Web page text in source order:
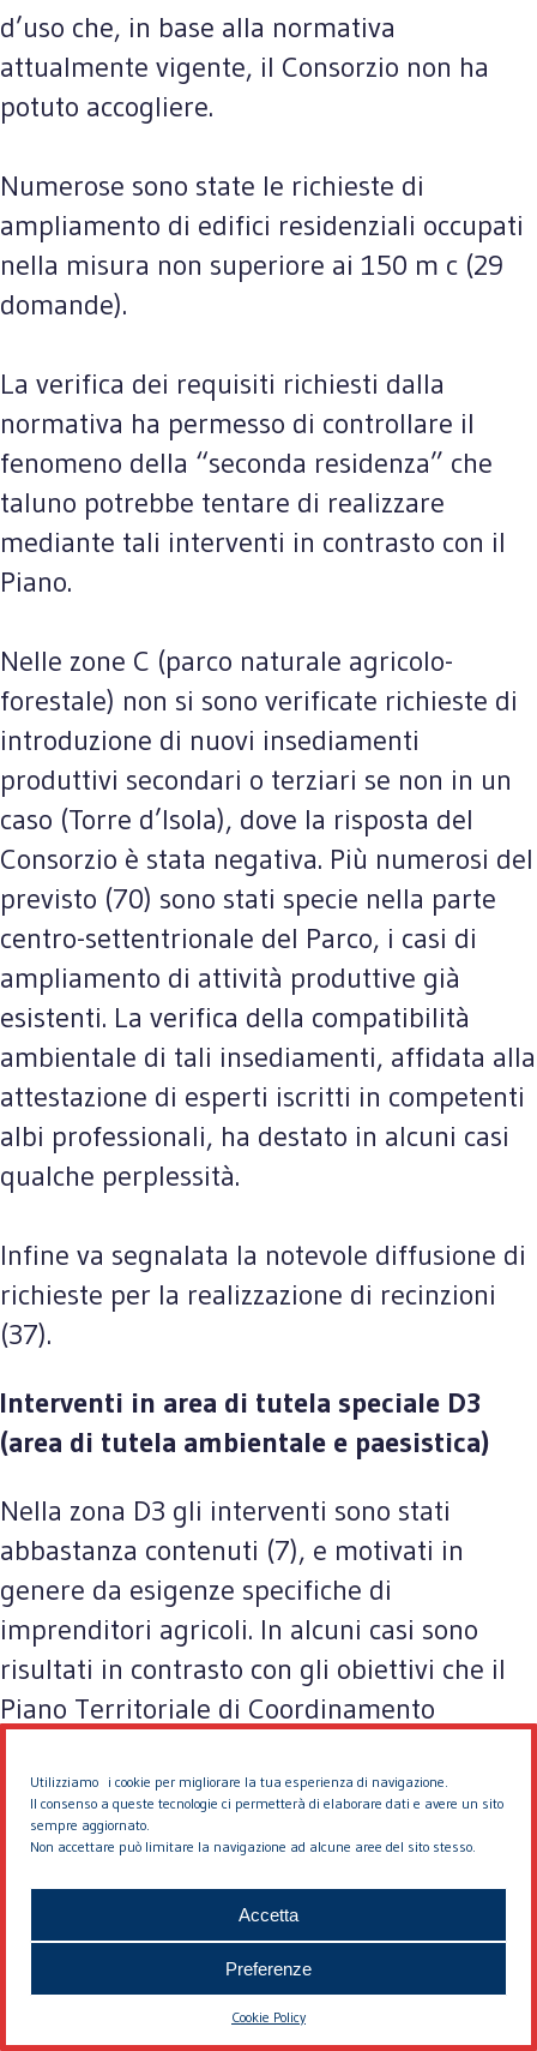
Utilizziamo i cookie per migliorare la tua esperienza di navigazione.
Il consenso a queste tecnologie ci permetterà di elaborare dati e avere un sito
sempre aggiornato.
Non accettare può limitare la navigazione ad alcune aree del sito stesso.
Accetta
Preferenze
Cookie Policy
d’uso che, in base alla normativa
attualmente vigente, il Consorzio non ha
potuto accogliere.
Numerose sono state le richieste di
ampliamento di edifici residenziali occupati
nella misura non superiore ai 150 m c (29
domande).
La verifica dei requisiti richiesti dalla
normativa ha permesso di controllare il
fenomeno della “seconda residenza” che
taluno potrebbe tentare di realizzare
mediante tali interventi in contrasto con il
Piano.
Nelle zone C (parco naturale agricolo-
forestale) non si sono verificate richieste di
introduzione di nuovi insediamenti
produttivi secondari o terziari se non in un
caso (Torre d’Isola), dove la risposta del
Consorzio è stata negativa. Più numerosi del
previsto (70) sono stati specie nella parte
centro-settentrionale del Parco, i casi di
ampliamento di attività produttive già
esistenti. La verifica della compatibilità
ambientale di tali insediamenti, affidata alla
attestazione di esperti iscritti in competenti
albi professionali, ha destato in alcuni casi
qualche perplessità.
Infine va segnalata la notevole diffusione di
richieste per la realizzazione di recinzioni
(37).
Interventi in area di tutela speciale D3
(area di tutela ambientale e paesistica)
Nella zona D3 gli interventi sono stati
abbastanza contenuti (7), e motivati in
genere da esigenze specifiche di
imprenditori agricoli. In alcuni casi sono
risultati in contrasto con gli obiettivi che il
Piano Territoriale di Coordinamento
interventi non appare rilevante.
Interventi nei “centri numerati”
Gli interventi edilizi nei centri numerati, al
di fuori di Piani esecutivi citati al punto 3,
non sono stati numerosi e non hanno
evidenziato problemi di particolare rilievo.